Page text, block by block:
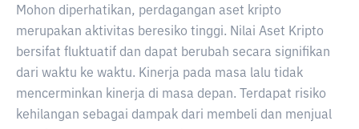
Mohon diperhatikan, perdagangan aset kripto
merupakan aktivitas beresiko tinggi. Nilai Aset Kripto
bersifat fluktuatif dan dapat berubah secara signifikan
dari waktu ke waktu. Kinerja pada masa lalu tidak
mencerminkan kinerja di masa depan. Terdapat risiko
kehilangan sebagai dampak dari membeli dan menjual